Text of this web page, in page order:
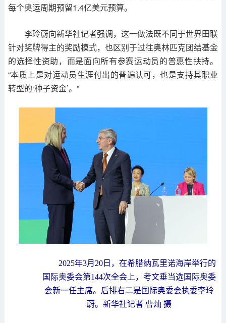
每个奥运周期预留1.4亿美元预算。
李玲蔚向新华社记者强调，这一做法既不同于世界田联
针对奖牌得主的奖励模式，也区别于过往奥林匹克团结基金
的选择性资助，而是面向所有参赛运动员的普惠性扶持。
“本质上是对运动员生涯付出的普遍认可，也是支持其职业
转型的‘种子资金’。”
2025年3月20日，在希腊纳瓦里诺海岸举行的
国际奥委会第144次全会上，考文垂当选国际奥委
会新一任主席。后排右二是国际奥委会执委李玲
蔚。新华社记者 曹灿 摄